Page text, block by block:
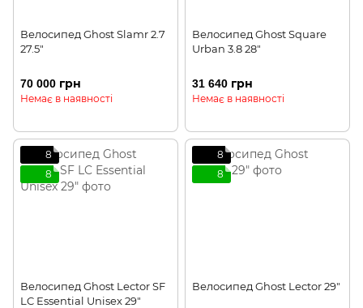
Велосипед Ghost Slamr 2.7
27.5"
70 000 грн
Немає в наявності
Велосипед Ghost Square
Urban 3.8 28"
31 640 грн
Немає в наявності
8
8
Велосипед Ghost Lector SF
LC Essential Unisex 29"
8
8
Велосипед Ghost Lector 29"